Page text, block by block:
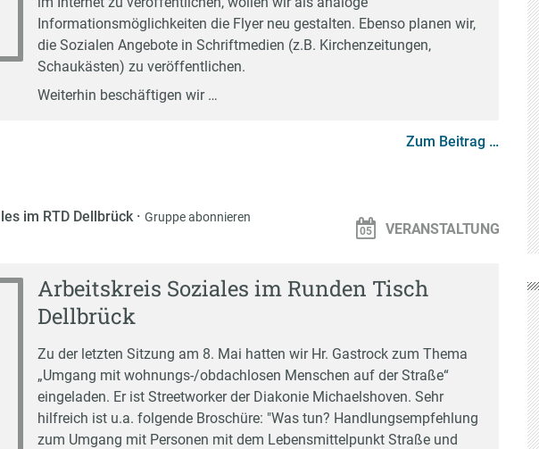
Informationsmöglichkeiten die Flyer neu gestalten. Ebenso planen wir,
die Sozialen Angebote in Schriftmedien (z.B. Kirchenzeitungen,
Schaukästen) zu veröffentlichen.
Weiterhin beschäftigen wir …
Zum Beitrag …
im RTD Dellbrück · Gruppe abonnieren
VERANSTALTUNG
Arbeitskreis Soziales im Runden Tisch
Dellbrück
Zu der letzten Sitzung am 8. Mai hatten wir Hr. Gastrock zum Thema
„Umgang mit wohnungs-/obdachlosen Menschen auf der Straße“
eingeladen. Er ist Streetworker der Diakonie Michaelshoven. Sehr
hilfreich ist u.a. folgende Broschüre: "Was tun? Handlungsempfehlung
zum Umgang mit Personen mit dem Lebensmittelpunkt Straße und